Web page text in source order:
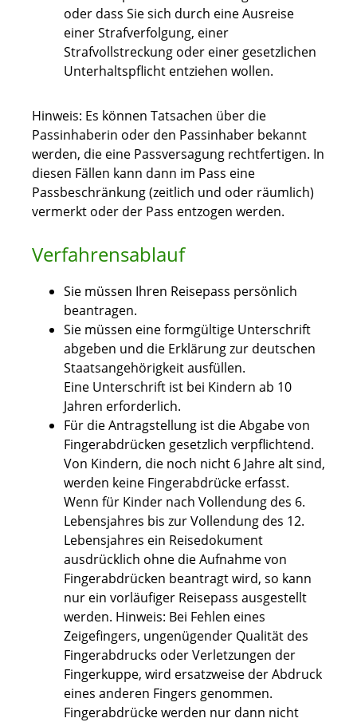
oder dass Sie sich durch eine Ausreise
einer Strafverfolgung, einer
Strafvollstreckung oder einer gesetzlichen
Unterhaltspflicht entziehen wollen.
Hinweis: Es können Tatsachen über die
Passinhaberin oder den Passinhaber bekannt
werden, die eine Passversagung rechtfertigen. In
diesen Fällen kann dann im Pass eine
Passbeschränkung (zeitlich und oder räumlich)
vermerkt oder der Pass entzogen werden.
Verfahrensablauf
Sie müssen Ihren Reisepass persönlich
beantragen.
Sie müssen eine formgültige Unterschrift
abgeben und die Erklärung zur deutschen
Staatsangehörigkeit ausfüllen.
Eine Unterschrift ist bei Kindern ab 10
Jahren erforderlich.
Für die Antragstellung ist die Abgabe von
Fingerabdrücken gesetzlich verpflichtend.
Von Kindern, die noch nicht 6 Jahre alt sind,
werden keine Fingerabdrücke erfasst.
Wenn für Kinder nach Vollendung des 6.
Lebensjahres bis zur Vollendung des 12.
Lebensjahres ein Reisedokument
ausdrücklich ohne die Aufnahme von
Fingerabdrücken beantragt wird, so kann
nur ein vorläufiger Reisepass ausgestellt
werden. Hinweis: Bei Fehlen eines
Zeigefingers, ungenügender Qualität des
Fingerabdrucks oder Verletzungen der
Fingerkuppe, wird ersatzweise der Abdruck
eines anderen Fingers genommen.
Fingerabdrücke werden nur dann nicht